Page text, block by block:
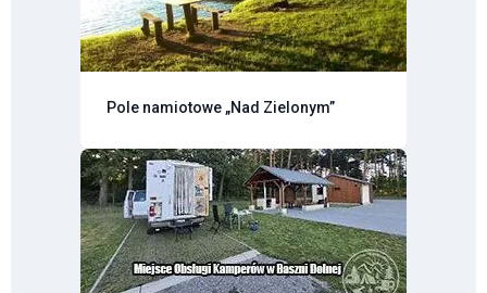
Pole namiotowe „Nad Zielonym”